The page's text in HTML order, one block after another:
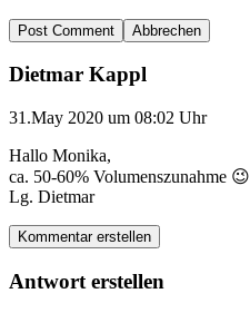
Abbrechen
Dietmar Kappl
31.May 2020 um 08:02 Uhr
Hallo Monika,
ca. 50-60% Volumenszunahme 😉
Lg. Dietmar
Kommentar erstellen
Antwort erstellen